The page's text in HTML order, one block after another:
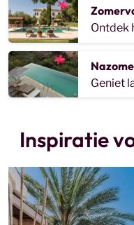
Ontdek
Geniet
Inspiratie